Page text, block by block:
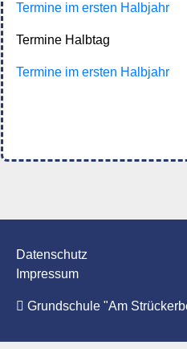
Termine im ersten Halbjahr
Termine Halbtag
Termine im ersten Halbjahr
Datenschutz
Impressum
Grundschule "Am